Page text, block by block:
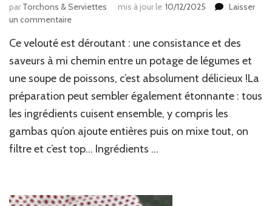
par Torchons & Serviettes mis à jour le 10/12/2025
Laisser
un commentairesur
carottes
&
Ce velouté est déroutant : une consistance et des
saveurs à mi chemin entre un potage de légumes et
une soupe de poissons, c’est absolument délicieux !La
préparation peut sembler également étonnante : tous
les ingrédients cuisent ensemble, y compris les
gambas qu’on ajoute entières puis on mixe tout, on
filtre et c’est top… Ingrédients …